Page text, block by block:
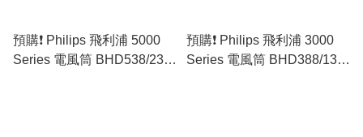
預購❗️ Philips 飛利浦 5000
Series 電風筒 BHD538/23
預購❗️ Philips 飛利浦 3000
Series 電風筒 BHD388/13